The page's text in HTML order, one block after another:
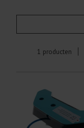
1 producten